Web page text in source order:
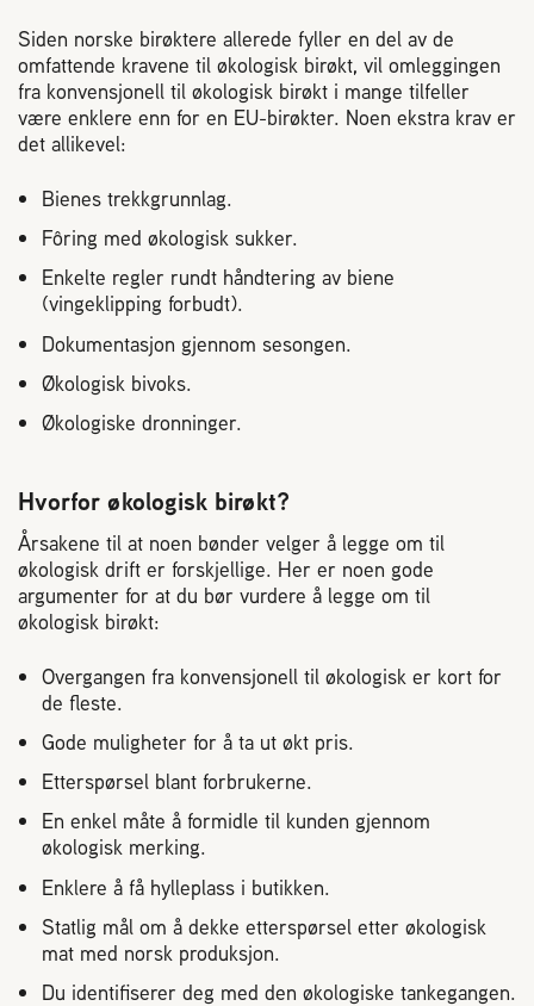
Siden norske birøktere allerede fyller en del av de
omfattende kravene til økologisk birøkt, vil omleggingen
fra konvensjonell til økologisk birøkt i mange tilfeller
være enklere enn for en EU-birøkter. Noen ekstra krav er
det allikevel:
Bienes trekkgrunnlag.
Fôring med økologisk sukker.
Enkelte regler rundt håndtering av biene
(vingeklipping forbudt).
Dokumentasjon gjennom sesongen.
Økologisk bivoks.
Økologiske dronninger.
Hvorfor økologisk birøkt?
Årsakene til at noen bønder velger å legge om til
økologisk drift er forskjellige. Her er noen gode
argumenter for at du bør vurdere å legge om til
økologisk birøkt:
Overgangen fra konvensjonell til økologisk er kort for
de fleste.
Gode muligheter for å ta ut økt pris.
Etterspørsel blant forbrukerne.
En enkel måte å formidle til kunden gjennom
økologisk merking.
Enklere å få hylleplass i butikken.
Statlig mål om å dekke etterspørsel etter økologisk
mat med norsk produksjon.
Du identifiserer deg med den økologiske tankegangen.